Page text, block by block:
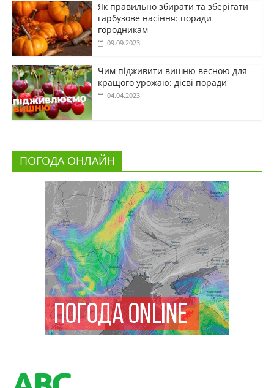
Як правильно збирати та зберігати
гарбузове насіння: поради
городникам
09.09.2023
Чим підживити вишню весною для
кращого урожаю: дієві поради
04.04.2023
ПОГОДА ОНЛАЙН